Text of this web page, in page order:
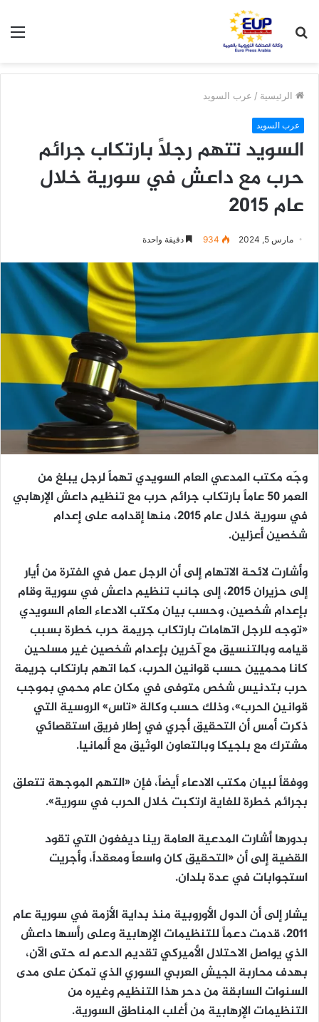
عن
الرئيسية / عرب السويد
عرب السويد
السويد تتهم رجلاً بارتكاب جرائم
حرب مع داعش في سورية خلال
عام 2015
مارس 5, 2024 934 دقيقة واحدة
وجّه مكتب المدعي العام السويدي تهماً لرجل يبلغ من
العمر 50 عاماً بارتكاب جرائم حرب مع تنظيم داعش الإرهابي
في سورية خلال عام 2015، منها إقدامه على إعدام
شخصين أعزلين.
وأشارت لائحة الاتهام إلى أن الرجل عمل في الفترة من أيار
إلى حزيران 2015، إلى جانب تنظيم داعش في سورية وقام
بإعدام شخصين، وحسب بيان مكتب الادعاء العام السويدي
«توجه للرجل اتهامات بارتكاب جريمة حرب خطرة بسبب
قيامه وبالتنسيق مع آخرين بإعدام شخصين غير مسلحين
كانا محميين حسب قوانين الحرب، كما اتهم بارتكاب جريمة
حرب بتدنيس شخص متوفى في مكان عام محمي بموجب
قوانين الحرب»، وذلك حسب وكالة «تاس» الروسية التي
ذكرت أمس أن التحقيق أجري في إطار فريق استقصائي
مشترك مع بلجيكا وبالتعاون الوثيق مع ألمانيا.
ووفقاً لبيان مكتب الادعاء أيضاً، فإن «التهم الموجهة تتعلق
بجرائم خطرة للغاية ارتكبت خلال الحرب في سورية».
بدورها أشارت المدعية العامة رينا ديفغون التي تقود
القضية إلى أن «التحقيق كان واسعاً ومعقداً، وأجريت
استجوابات في عدة بلدان.
يشار إلى أن الدول الأوروبية منذ بداية الأزمة في سورية عام
2011، قدمت دعماً للتنظيمات الإرهابية وعلى رأسها داعش
الذي يواصل الاحتلال الأميركي تقديم الدعم له حتى الآن،
بهدف محاربة الجيش العربي السوري الذي تمكن على مدى
السنوات السابقة من دحر هذا التنظيم وغيره من
التنظيمات الإرهابية من أغلب المناطق السورية.